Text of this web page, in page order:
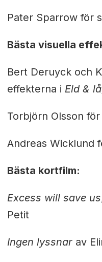
Pater Sparrow för
Bästa visuella
Bert Deruyck och
effekterna i Eld &
Torbjörn Olsson
Andreas Wicklund
Bästa kortfilm:
Excess will save us
Petit
Ingen lyssnarav